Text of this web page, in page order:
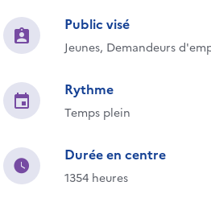
Public visé
Jeunes, Demandeurs
Rythme
Temps plein
Durée en centre
1354 heures